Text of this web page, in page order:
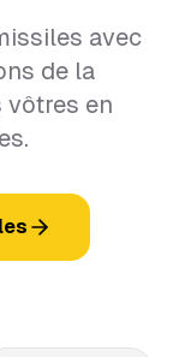
avec
de la
vôtres en